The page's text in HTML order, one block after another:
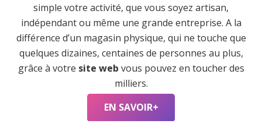
simple votre activité, que vous soyez artisan,
indépendant ou même une grande entreprise. A la
différence d’un magasin physique, qui ne touche que
quelques dizaines, centaines de personnes au plus,
grâce à votre site web vous pouvez en toucher des
milliers.
EN SAVOIR+